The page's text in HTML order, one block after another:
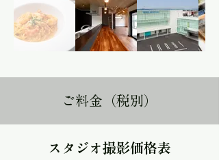
ご料金（税別）
スタジオ撮影価格表